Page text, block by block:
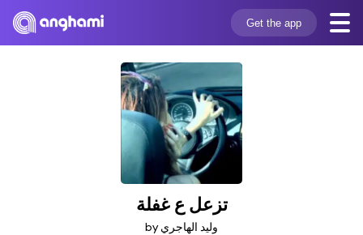
Get the app
تزعل ع غفلة
by وليد الهاجري